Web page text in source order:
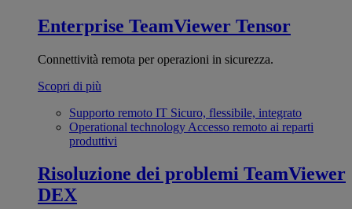
Enterprise TeamViewer Tensor
Connettività remota per operazioni in sicurezza.
Scopri di più
Supporto remoto IT Sicuro, flessibile, integrato
Operational technology Accesso remoto ai reparti
produttivi
Risoluzione dei problemi TeamViewer
DEX